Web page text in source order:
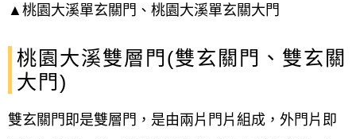
▲桃園大溪單玄關門、桃園大溪單玄關大門
桃園大溪雙層門(雙玄關門、雙玄關
大門)
雙玄關門即是雙層門，是由兩片門片組成，外門片即